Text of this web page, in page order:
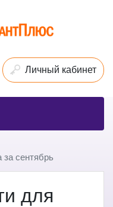
Личный кабинет
сентябрь
для